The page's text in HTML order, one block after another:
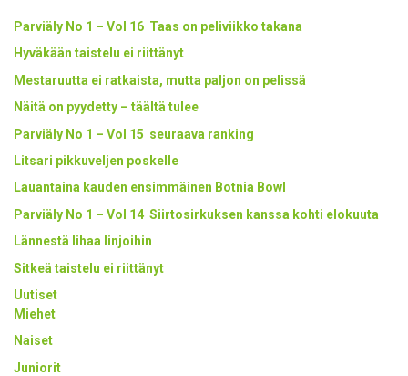
Parviäly No 1 – Vol 16 Taas on peliviikko takana
Hyväkään taistelu ei riittänyt
Mestaruutta ei ratkaista, mutta paljon on pelissä
Näitä on pyydetty – täältä tulee
Parviäly No 1 – Vol 15 seuraava ranking
Litsari pikkuveljen poskelle
Lauantaina kauden ensimmäinen Botnia Bowl
Parviäly No 1 – Vol 14 Siirtosirkuksen kanssa kohti elokuuta
Lännestä lihaa linjoihin
Sitkeä taistelu ei riittänyt
Uutiset
Miehet
Naiset
Juniorit